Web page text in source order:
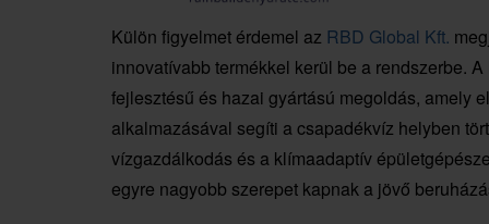
Külön figyelmet érdemel az RBD Global Kft.
innovatívabb termékkel kerül be a rendszerbe.
fejlesztésű és hazai gyártású megoldás, amely
alkalmazásával segíti a csapadékvíz helyben
vízgazdálkodás és a klímaadaptív
egyre nagyobb szerepet kapnak a jövő